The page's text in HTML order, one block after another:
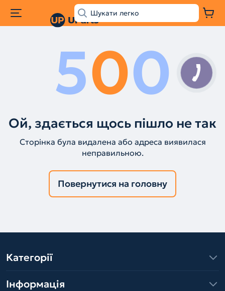
500
Ой, здається щось пішло не так
Сторінка була видалена або адреса виявилася
неправильною.
Повернутися на головну
Категорії
Інформація